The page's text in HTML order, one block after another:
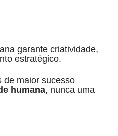
garante criatividade,
estratégico.
de maior sucesso
humana, nunca uma